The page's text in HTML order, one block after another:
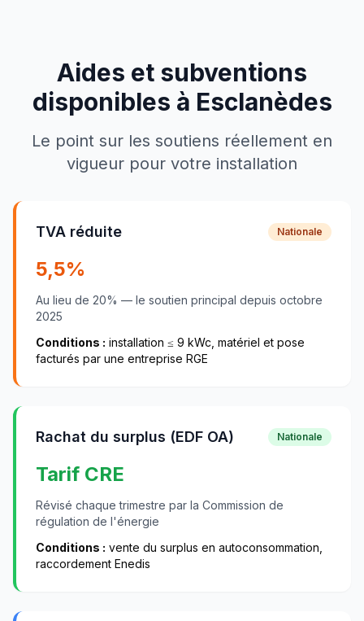
Aides et subventions
disponibles à Esclanèdes
Le point sur les soutiens réellement en
vigueur pour votre installation
TVA réduite Nationale
5,5%
Au lieu de 20% — le soutien principal depuis octobre
2025
Conditions : installation ≤ 9 kWc, matériel et pose
facturés par une entreprise RGE
Rachat du surplus (EDF OA) Nationale
Tarif CRE
Révisé chaque trimestre par la Commission de
régulation de l'énergie
Conditions : vente du surplus en autoconsommation,
raccordement Enedis